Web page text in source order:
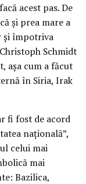
acest pas. De
și prea mare a
împotriva
Schmidt
așa cum a făcut
în Siria, Irak
fi fost de acord
națională”,
celui mai
mai
Bazilica,